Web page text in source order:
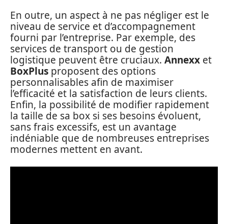
En outre, un aspect à ne pas négliger est le
niveau de service et d’accompagnement
fourni par l’entreprise. Par exemple, des
services de transport ou de gestion
logistique peuvent être cruciaux. Annexx et
BoxPlus proposent des options
personnalisables afin de maximiser
l’efficacité et la satisfaction de leurs clients.
Enfin, la possibilité de modifier rapidement
la taille de sa box si ses besoins évoluent,
sans frais excessifs, est un avantage
indéniable que de nombreuses entreprises
modernes mettent en avant.